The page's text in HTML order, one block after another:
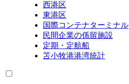
西港区
東港区
国際コンテナターミナル
民間企業の係留施設
定期・定航船
苫小牧港港湾統計